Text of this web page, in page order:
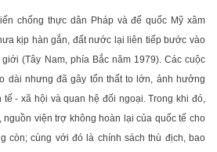
chống thực dân Pháp và đế quốc Mỹ xâm
kịp hàn gắn, đất nước lại liên tiếp bước vào
(Tây Nam, phía Bắc năm 1979). Các cuộc
dài nhưng đã gây tổn thất to lớn, ảnh hưởng
- xã hội và quan hệ đối ngoại. Trong khi đó,
viện trợ không hoàn lại của quốc tế cho
còn; cùng với đó là chính sách thù địch, bao